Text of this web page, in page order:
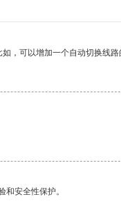
，可以增加一个自动切换线
安全性保护。